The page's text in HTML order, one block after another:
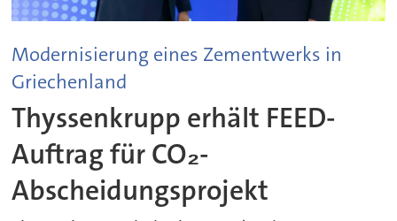
Modernisierung eines Zementwerks in
Griechenland
Thyssenkrupp erhält FEED-
Auftrag für CO₂-
Abscheidungsprojekt